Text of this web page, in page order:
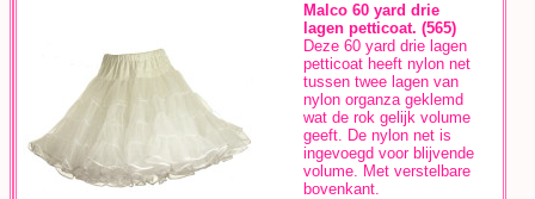
Malco 60 yard drie
lagen petticoat. (565)
Deze 60 yard drie lagen
petticoat heeft nylon net
tussen twee lagen van
nylon organza geklemd
wat de rok gelijk volume
geeft. De nylon net is
ingevoegd voor blijvende
volume. Met verstelbare
bovenkant.